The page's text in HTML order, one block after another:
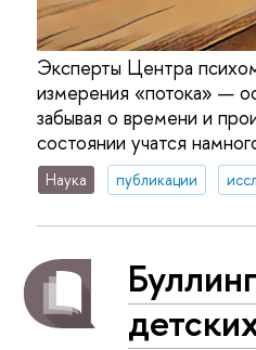
Эксперты Центра
измерения «потока» —
забывая о времени и
состоянии учатся
Наука публикации